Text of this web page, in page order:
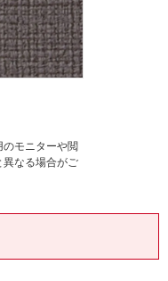
モニターや閲
異なる場合がご